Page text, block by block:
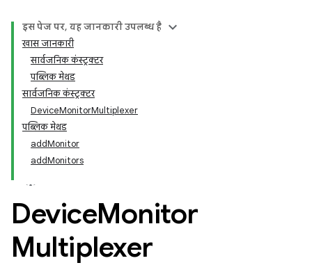
इस पेज पर, यह जानकारी उपलब्ध है
खास जानकारी
सार्वजनिक कंस्ट्रक्टर
पब्लिक मेथड
सार्वजनिक कंस्ट्रक्टर
DeviceMonitorMultiplexer
पब्लिक मेथड
addMonitor
addMonitors
DeviceMonitor
Multiplexer